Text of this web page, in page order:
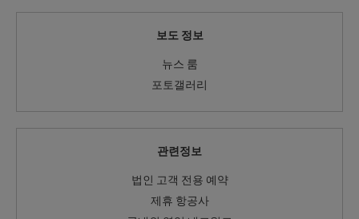
보도 정보
뉴스 룸
포토갤러리
관련정보
법인 고객 전용 예약
제휴 항공사